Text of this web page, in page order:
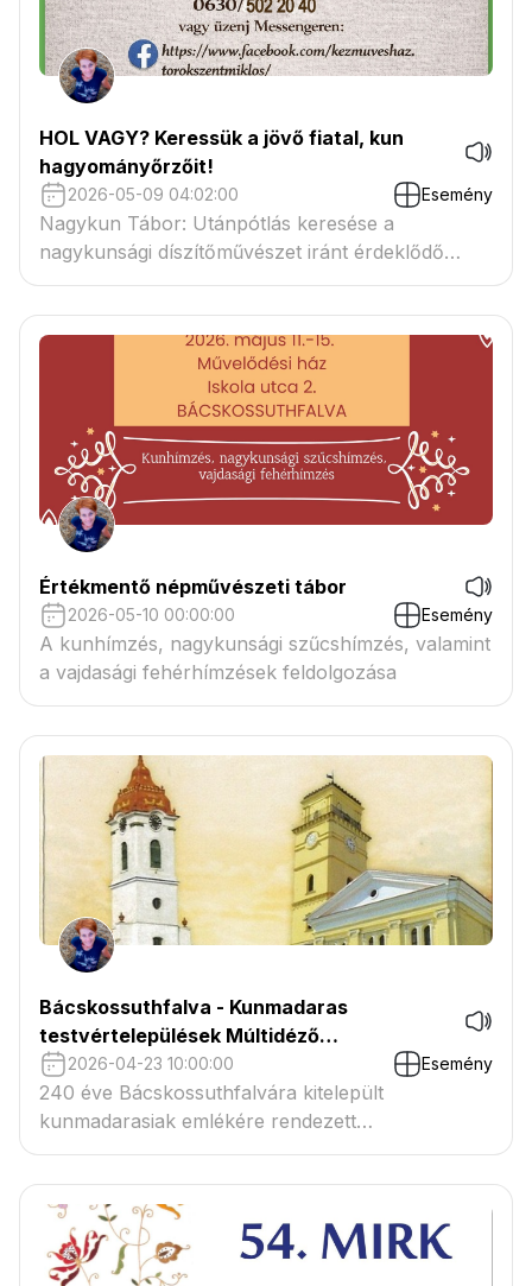
HOL VAGY? Keressük a jövő fiatal, kun
hagyományőrzőit!
2026-05-09 04:02:00 Esemény
Nagykun Tábor: Utánpótlás keresése a
nagykunsági díszítőművészet iránt érdeklődő
fiatalok részére.
Értékmentő népművészeti tábor
2026-05-10 00:00:00 Esemény
A kunhímzés, nagykunsági szűcshímzés, valamint
a vajdasági fehérhímzések feldolgozása
Bácskossuthfalva - Kunmadaras
testvértelepülések Múltidéző
Programsorozata
2026-04-23 10:00:00 Esemény
240 éve Bácskossuthfalvára kitelepült
kunmadarasiak emlékére rendezett
programsorozat